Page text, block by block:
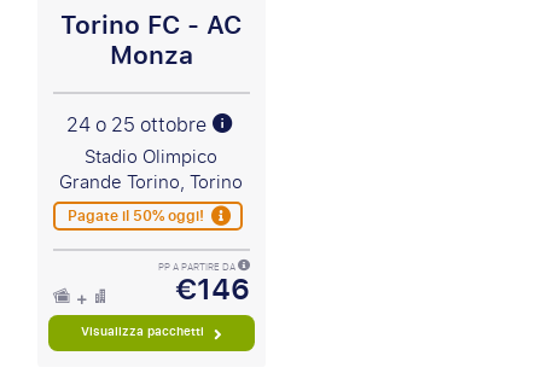
Torino FC - AC
Monza
24 o 25 ottobre
Stadio Olimpico
Grande Torino, Torino
Pagate il 50% oggi!
PP A PARTIRE DA
€146
Visualizza pacchetti